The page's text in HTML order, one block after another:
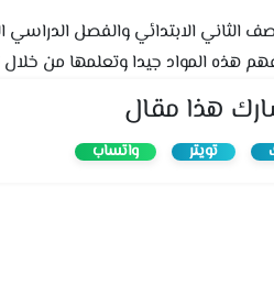
الابتدائي والفصل الدراسي
هذه المواد جيدا وتعلمها من
هذا مقال
تويتر واتساب